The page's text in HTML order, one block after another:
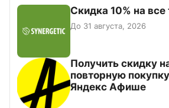
Скидка 10% на
До 31 августа, 2026
Получить скидку
повторную
Яндекс Афише